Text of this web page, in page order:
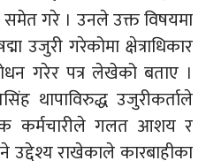
समेत गरे । उनले उक्त विषयमा
उजुरी गरेकोमा क्षेत्राधिकार
गरेर पत्र लेखेको बताए ।
थापाविरुद्ध उजुरीकर्ताले
कर्मचारीले गलत आशय र
राखेकाले कारबाहीका